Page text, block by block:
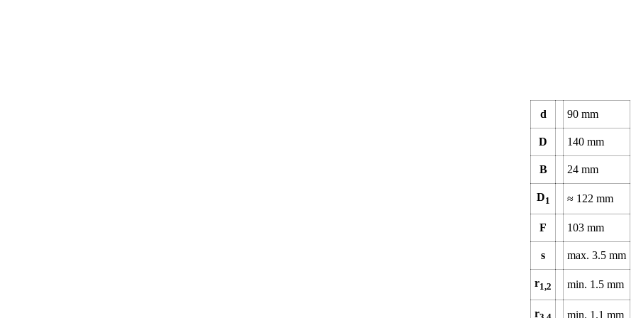
d 90 mm
D 140 mm
B 24 mm
D1 ≈ 122 mm
F 103 mm
s max. 3.5 mm
r1,2 min. 1.5 mm
r min. 1.1 mm